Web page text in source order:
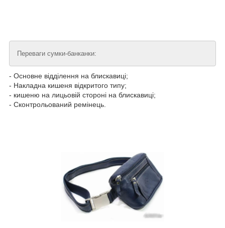
Переваги сумки-банканки:
- Основне відділення на блискавиці;
- Накладна кишеня відкритого типу;
- кишеню на лицьовій стороні на блискавиці;
- Сконтрольований ремінець.